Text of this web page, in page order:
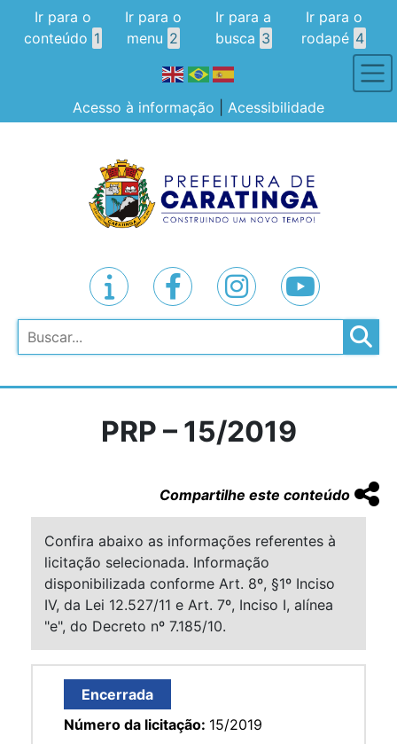
Ir para o
conteúdo 1
Ir para o
menu 2
Ir para a
busca 3
Ir para o
rodapé 4
Acesso à informação Acessibilidade
Pesquisar
PRP – 15/2019
Compartilhe este conteúdo
Confira abaixo as informações referentes à
licitação selecionada. Informação
disponibilizada conforme Art. 8º, §1º Inciso
IV, da Lei 12.527/11 e Art. 7º, Inciso I, alínea
"e", do Decreto nº 7.185/10.
Encerrada
Número da licitação: 15/2019